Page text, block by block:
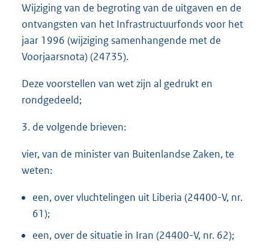
Wijziging van de begroting van de uitgaven en de
ontvangsten van het Infrastructuurfonds voor het
jaar 1996 (wijziging samenhangende met de
Voorjaarsnota) (24735).
Deze voorstellen van wet zijn al gedrukt en
rondgedeeld;
3. de volgende brieven:
vier, van de minister van Buitenlandse Zaken, te
weten:
een, over vluchtelingen uit Liberia (24400-V, nr.
61);
een, over de situatie in Iran (24400-V, nr. 62);